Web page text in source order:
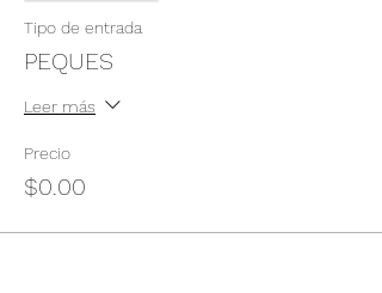
Tipo de entrada
PEQUES
Leer más
Precio
$0.00